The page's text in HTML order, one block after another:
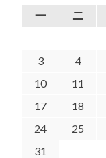
一 二
3
4
10
11
17
18
24
25
31